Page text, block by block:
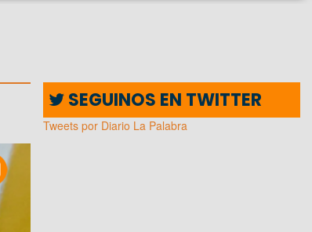
SEGUINOS EN TWITTER
Tweets por Diario La Palabra